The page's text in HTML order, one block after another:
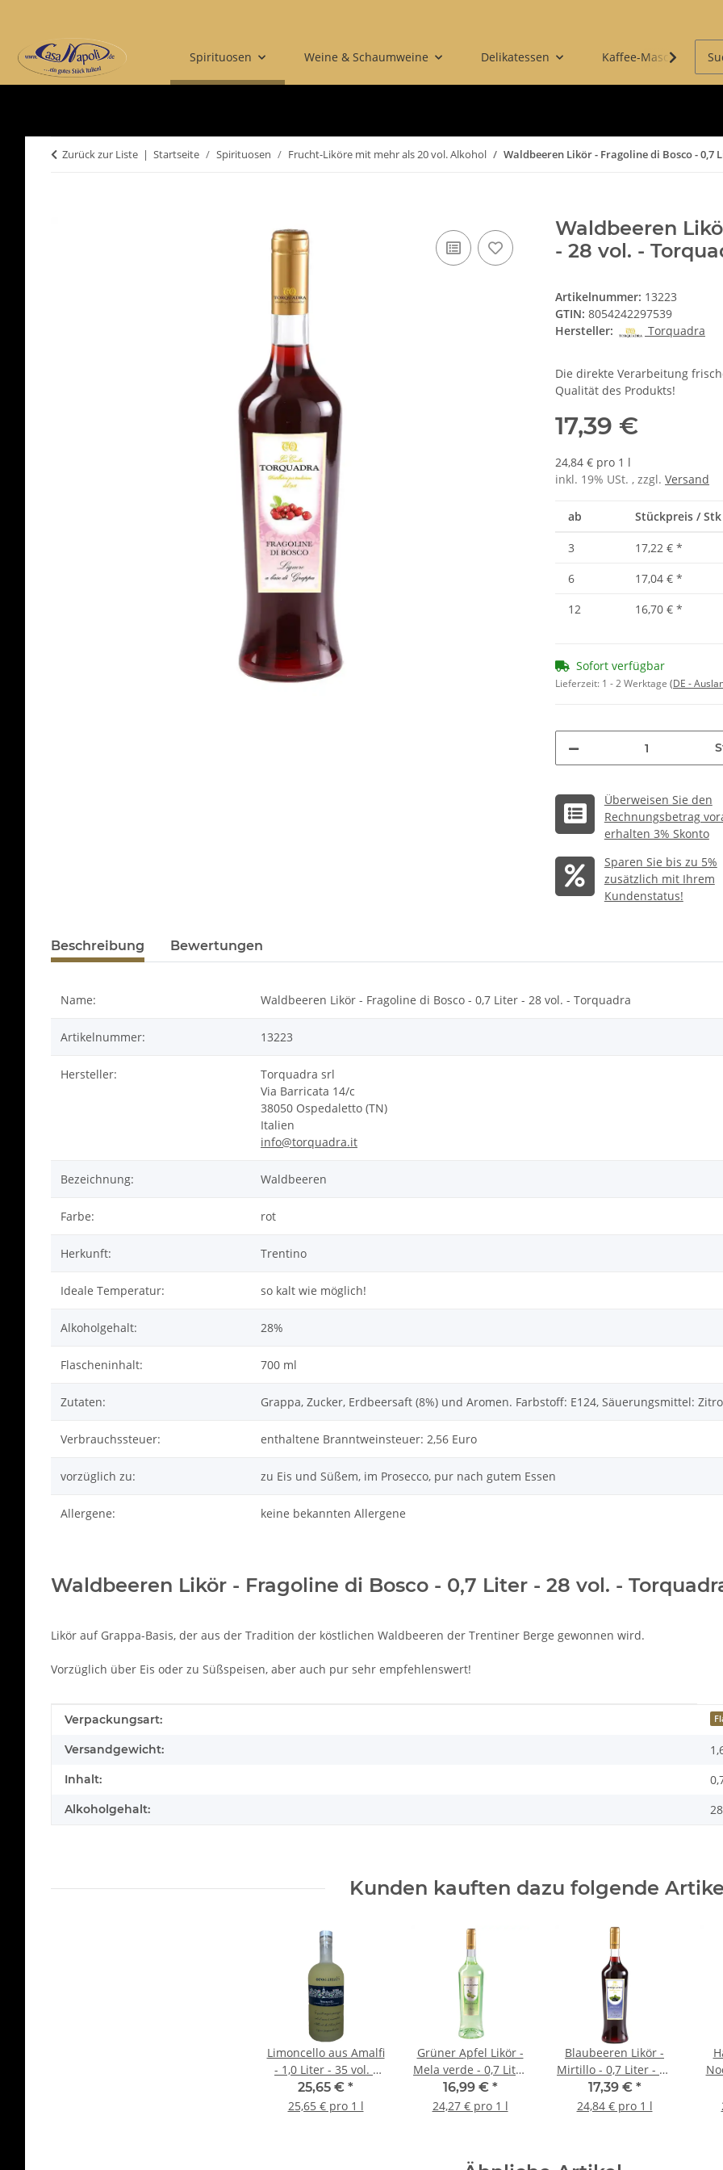
Spirituosen Weine & Schaumweine Delikatessen Kaffee-Maschinen &
Zurück zur Liste Startseite Spirituosen Frucht-Liköre mit mehr als 20 vol. Alkohol Waldbeeren Likör - Fragoline di Bosco - 0,7
Waldbeeren
- 28 vol. -
Artikelnummer: 13223
GTIN: 8054242297539
Hersteller:
Torquadra
Die direkte Verarbeitung
Qualität des Produkts!
17,39 €
24,84 € pro 1 l
inkl. 19% USt. , zzgl. Versand
ab Stückpreis / Stk
3 17,22 € *
6
17,04 € *
12
16,70 € *
Sofort verfügbar
Lieferzeit: 1 - 2 Werktage (DE -
Überweisen Sie den
Rechnungsbetrag
erhalten 3% Skonto
Sparen Sie bis zu 5%
zusätzlich mit Ihrem
Kundenstatus!
Beschreibung Bewertungen
Name: Waldbeeren Likör - Fragoline di Bosco - 0,7 Liter - 28 vol. - Torquadra
Artikelnummer: 13223
Hersteller:
Torquadra srl
Via Barricata 14/c
38050 Ospedaletto (TN)
Italien
info@torquadra.it
Bezeichnung: Waldbeeren
Farbe: rot
Herkunft: Trentino
Ideale Temperatur: so kalt wie möglich!
Alkoholgehalt: 28%
Flascheninhalt: 700 ml
Zutaten: Grappa, Zucker, Erdbeersaft (8%) und Aromen. Farbstoff: E124, Säuerungsmittel:
Verbrauchssteuer: enthaltene Branntweinsteuer: 2,56 Euro
vorzüglich zu: zu Eis und Süßem, im Prosecco, pur nach gutem Essen
Allergene: keine bekannten Allergene
Waldbeeren Likör - Fragoline di Bosco - 0,7 Liter - 28 vol. -
Likör auf Grappa-Basis, der aus der Tradition der köstlichen Waldbeeren der Trentiner Berge gewonnen wird.
Vorzüglich über Eis oder zu Süßspeisen, aber auch pur sehr empfehlenswert!
Produkteigenschaft
Wert
Verpackungsart:
Versandgewicht:
Inhalt:
Alkoholgehalt:
Kunden kauften dazu folgende
Limoncello aus Amalfi
- 1,0 Liter - 35 vol. -
Flasche: Downtown
saturiert - L'Oro di
25,65 € *
25,65 € pro 1 l
Grüner Apfel Likör -
Mela verde - 0,7 Liter
- 21 vol. - Torquadra
16,99 € *
24,27 € pro 1 l
Blaubeeren Likör -
Mirtillo - 0,7 Liter - 28
vol. - Torquadra
17,39 € *
24,84 € pro 1 l